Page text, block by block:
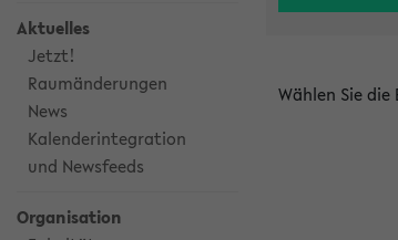
Aktuelles
Jetzt!
Raumänderungen
News
Kalenderintegration
und Newsfeeds
Organisation
Wählen Sie